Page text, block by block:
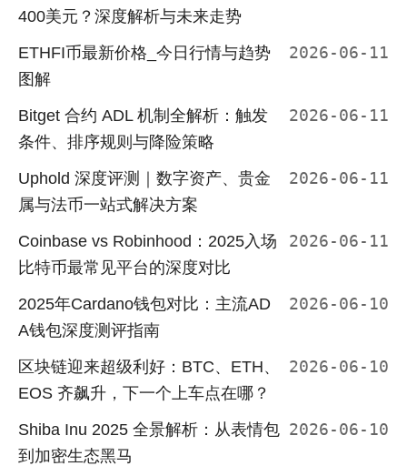
400美元？深度解析与未来走势
ETHFI币最新价格_今日行情与趋势
图解
2026-06-11
Bitget 合约 ADL 机制全解析：触发
条件、排序规则与降险策略
2026-06-11
Uphold 深度评测｜数字资产、贵金
属与法币一站式解决方案
2026-06-11
Coinbase vs Robinhood：2025入场
比特币最常见平台的深度对比
2026-06-11
2025年Cardano钱包对比：主流AD
A钱包深度测评指南
2026-06-10
区块链迎来超级利好：BTC、ETH、
EOS 齐飙升，下一个上车点在哪？
2026-06-10
Shiba Inu 2025 全景解析：从表情包
到加密生态黑马
2026-06-10